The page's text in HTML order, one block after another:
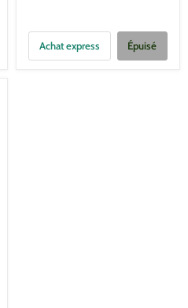
Achat express Épuisé